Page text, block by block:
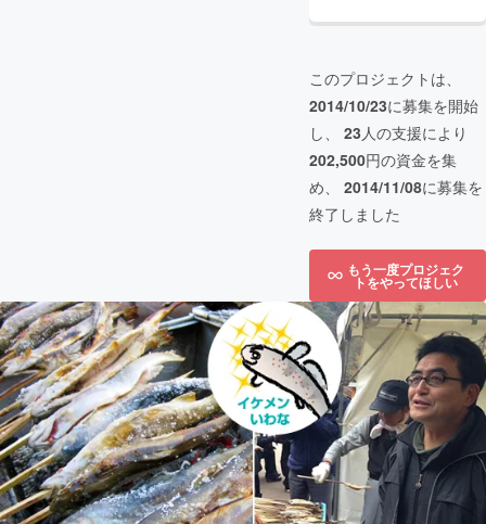
このプロジェクトは、
2014/10/23に募集を開始
し、 23人の支援により
202,500円の資金を集
め、 2014/11/08に募集を
終了しました
もう一度プロジェク
トをやってほしい